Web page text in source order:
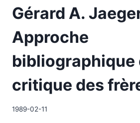
Gérard A.
Approche
bibliographique
critique des
1989-02-11